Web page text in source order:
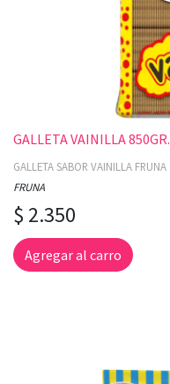
GALLETA VAINILLA 850GR.
GALLETA SABOR VAINILLA FRUNA
FRUNA
$ 2.350
Agregar al carro